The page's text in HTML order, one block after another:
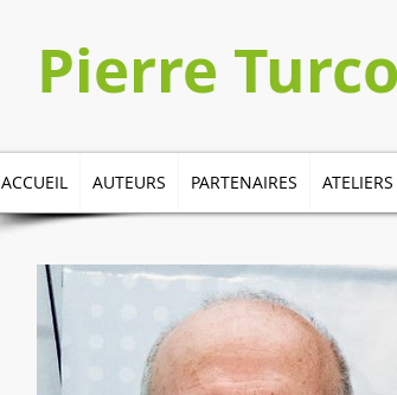
​​​​Pierre
ACCUEIL AUTEURS PARTENAIRES ATELIERS